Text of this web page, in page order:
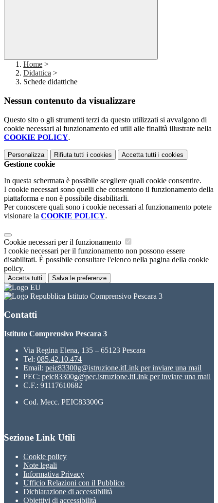
Home >
Didattica >
Schede didattiche
Nessun contenuto da visualizzare
Questo sito o gli strumenti terzi da questo utilizzati si avvalgono di
cookie necessari al funzionamento ed utili alle finalità illustrate nella
COOKIE POLICY.
Personalizza Rifiuta tutti i cookies Accetta tutti i cookies
Gestione cookie
In questa schermata è possibile scegliere quali cookie consentire.
I cookie necessari sono quelli che consentono il funzionamento della
piattaforma e non è possibile disabilitarli.
Per conoscere quali sono i cookie necessari al funzionamento potete
visionare la COOKIE POLICY.
Cookie necessari per il funzionamento
I cookie necessari per il funzionamento non possono essere
disabilitati. È possibile consultare l'elenco nella pagina della cookie
policy.
Accetta tutti Salva le preferenze
Istituto Comprensivo Pescara 3
Contatti
Istituto Comprensivo Pescara 3
Via Regina Elena, 135 – 65123 Pescara
Tel: 085.42.10.474
Email: peic83300g@istruzione.itLink per inviare una mail
PEC: peic83300g@pec.istruzione.itLink per inviare una mail
C.F.: 91117610682
Cod. Mecc. PEIC83300G
Sezione Link Utili
Cookie policy
Note legali
Informativa Privacy
Ufficio Relazioni con il Pubblico
Dichiarazione di accessibilità
Obiettivi di accessibilità